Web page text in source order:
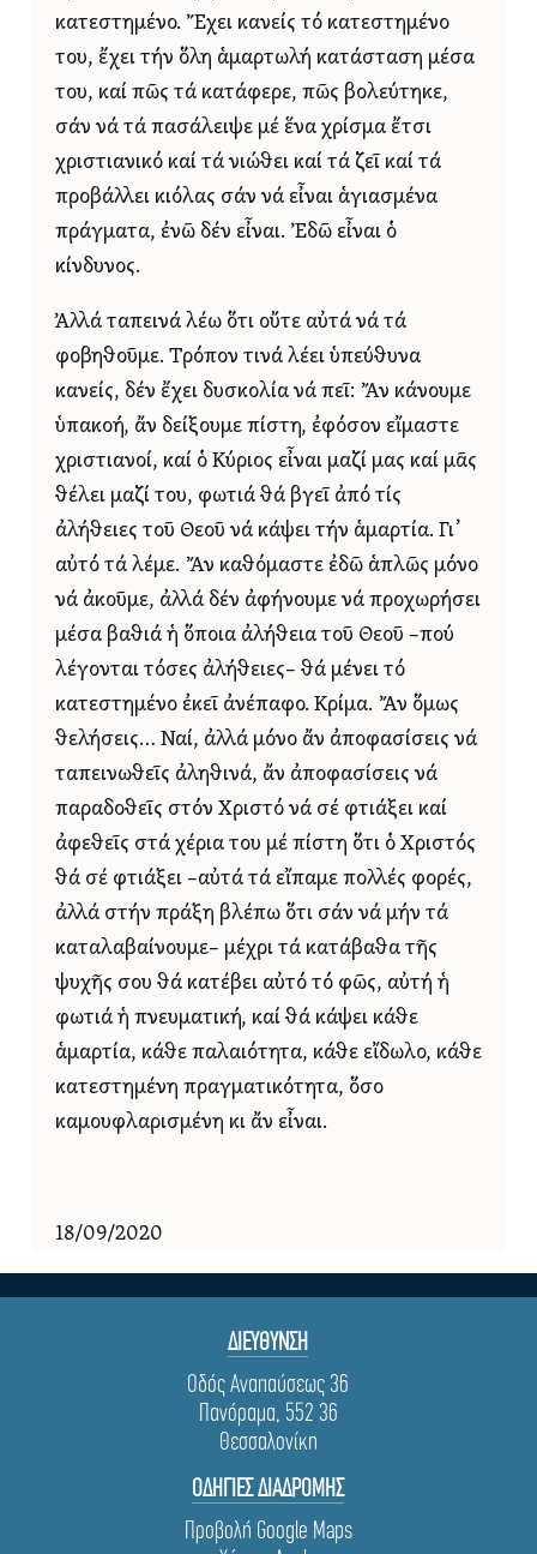
κατεστημένο. Ἔχει κανείς τό κατεστημένο
του, ἔχει τήν ὅλη ἁμαρτωλή κατάσταση μέσα
του, καί πῶς τά κατάφερε, πῶς βολεύτηκε,
σάν νά τά πασάλειψε μέ ἕνα χρίσμα ἔτσι
χριστιανικό καί τά νιώθει καί τά ζεῖ καί τά
προβάλλει κιόλας σάν νά εἶναι ἁγιασμένα
πράγματα, ἐνῶ δέν εἶναι. Ἐδῶ εἶναι ὁ
κίνδυνος.
Ἀλλά ταπεινά λέω ὅτι οὔτε αὐτά νά τά
φοβηθοῦμε. Τρόπον τινά λέει ὑπεύθυνα
κανείς, δέν ἔχει δυσκολία νά πεῖ: Ἄν κάνουμε
ὑπακοή, ἄν δείξουμε πίστη, ἐφόσον εἴμαστε
χριστιανοί, καί ὁ Κύριος εἶναι μαζί μας καί μᾶς
θέλει μαζί του, φωτιά θά βγεῖ ἀπό τίς
ἀλήθειες τοῦ Θεοῦ νά κάψει τήν ἁμαρτία. Γι᾿
αὐτό τά λέμε. Ἄν καθόμαστε ἐδῶ ἁπλῶς μόνο
νά ἀκοῦμε, ἀλλά δέν ἀφήνουμε νά προχωρήσει
μέσα βαθιά ἡ ὅποια ἀλήθεια τοῦ Θεοῦ –πού
λέγονται τόσες ἀλήθειες– θά μένει τό
κατεστημένο ἐκεῖ ἀνέπαφο. Κρίμα. Ἄν ὅμως
θελήσεις… Ναί, ἀλλά μόνο ἄν ἀποφασίσεις νά
ταπεινωθεῖς ἀληθινά, ἄν ἀποφασίσεις νά
παραδοθεῖς στόν Χριστό νά σέ φτιάξει καί
ἀφεθεῖς στά χέρια του μέ πίστη ὅτι ὁ Χριστός
θά σέ φτιάξει –αὐτά τά εἴπαμε πολλές φορές,
ἀλλά στήν πράξη βλέπω ὅτι σάν νά μήν τά
καταλαβαίνουμε– μέχρι τά κατάβαθα τῆς
ψυχῆς σου θά κατέβει αὐτό τό φῶς, αὐτή ἡ
φωτιά ἡ πνευματική, καί θά κάψει κάθε
ἁμαρτία, κάθε παλαιότητα, κάθε εἴδωλο, κάθε
κατεστημένη πραγματικότητα, ὅσο
καμουφλαρισμένη κι ἄν εἶναι.
18/09/2020
ΔΙΕΥΘΥΝΣΗ
Οδός Αναπαύσεως 36
Πανόραμα, 552 36
Θεσσαλονίκη
ΟΔΗΓΙΕΣ ΔΙΑΔΡΟΜΗΣ
Προβολή Google Maps